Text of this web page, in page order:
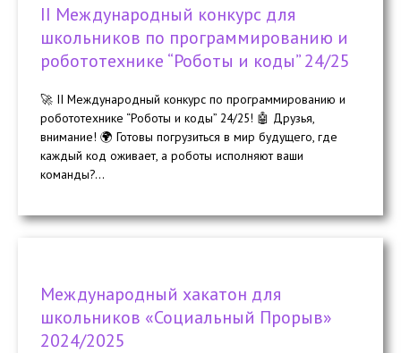
II Международный конкурс для
школьников по программированию и
робототехнике “Роботы и коды” 24/25
🚀 II Международный конкурс по программированию и
робототехнике “Роботы и коды” 24/25! 🤖 Друзья,
внимание! 🌍 Готовы погрузиться в мир будущего, где
каждый код оживает, а роботы исполняют ваши
команды?...
Международный хакатон для
школьников «Социальный Прорыв»
2024/2025